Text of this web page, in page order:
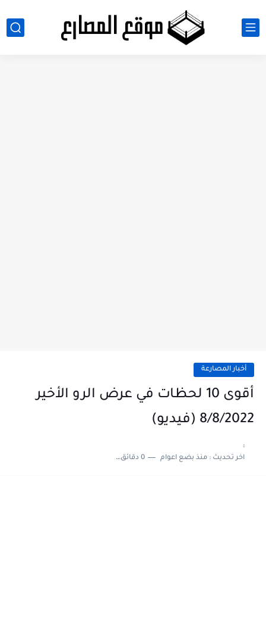
أخبار المصارعة
أقوى 10 لحظات في عرض الرو الأخير
8/8/2022 (فيديو)
:
اخر تحديث :منذ بضع اعوام 0 دقائق للقراءة